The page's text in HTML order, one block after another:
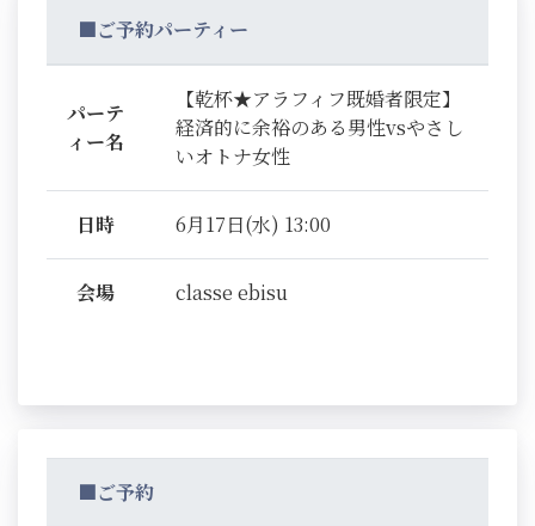
■ご予約パーティー
パーテ
ィー名
【乾杯★アラフィフ既婚者限定】
経済的に余裕のある男性vsやさし
いオトナ女性
日時 6月17日(水) 13:00
会場 classe ebisu
■ご予約